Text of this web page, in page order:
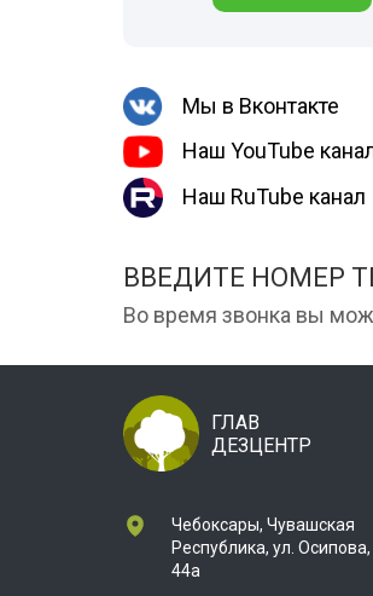
Шершни
Вши
Чешуйницы
Многоквартирный дом
Жуки
Мы в Вконтакте
Наш YouTube
Наш RuTube канал
ВВЕДИТЕ НОМЕР
Во время звонка вы
ГЛАВ
ДЕЗЦЕНТР
Чебоксары, Чувашская
Республика, ул. Осипова,
44а